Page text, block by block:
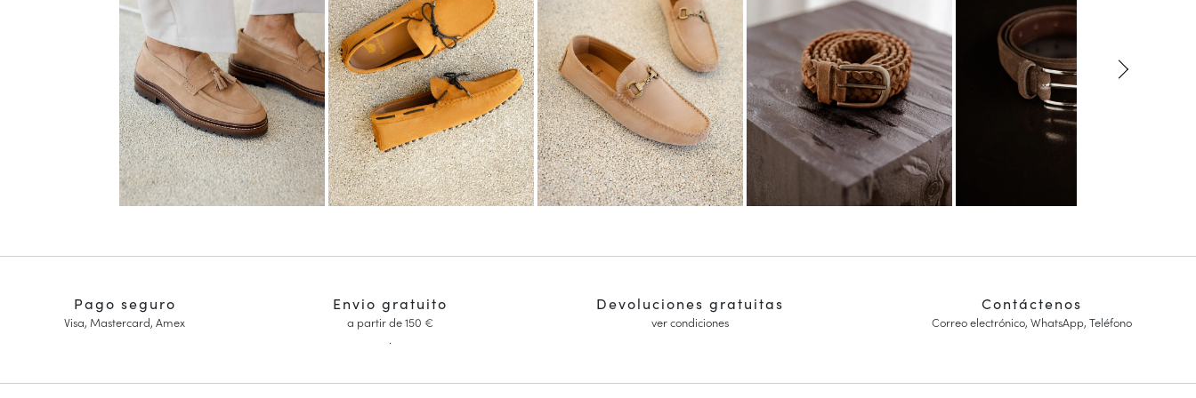
Envio gratuito
a partir de 150 €
.
Devoluciones gratuitas
ver condiciones
Pago seguro
Visa, Mastercard, Amex
Contáctenos
Correo electrónico, WhatsApp, Teléfono